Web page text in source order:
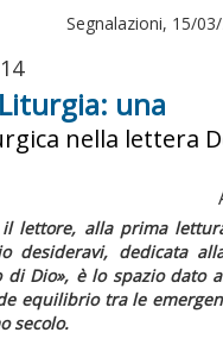
Segnalazioni, 15/
una
nella lettera
il lettore, alla prima
desideravi, dedicata
Dio», è lo spazio dato
equilibrio tra le
secolo.